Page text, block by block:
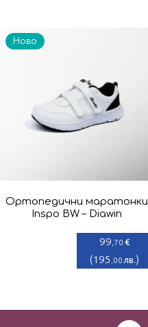
Ортопедични маратонки
Inspo BW – Diawin
99 ,70 €
(195 ,00 лв.)
Ново